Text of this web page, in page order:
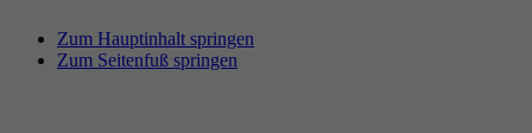
Zum Hauptinhalt springen
Zum Seitenfuß springen